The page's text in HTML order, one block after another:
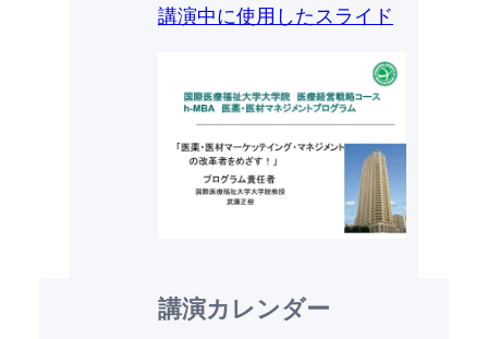
講演中に使用したスライド
講演カレンダー